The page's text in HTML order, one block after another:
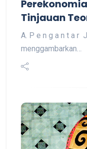
Tinjauan
A. P e n g a n t a r
menggambarkan…